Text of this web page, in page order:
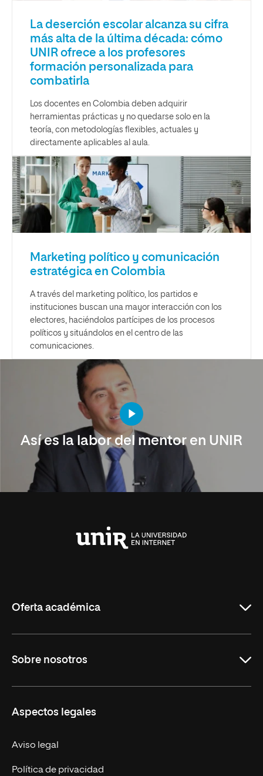
La deserción escolar alcanza su cifra
más alta de la última década: cómo
UNIR ofrece a los profesores
formación personalizada para
combatirla
Los docentes en Colombia deben adquirir
herramientas prácticas y no quedarse solo en la
teoría, con metodologías flexibles, actuales y
directamente aplicables al aula.
Marketing político y comunicación
estratégica en Colombia
A través del marketing político, los partidos e
instituciones buscan una mayor interacción con los
electores, haciéndolos partícipes de los procesos
políticos y situándolos en el centro de las
comunicaciones.
Así es la labor del mentor en UNIR
Oferta académica
Maestrías
Sobre nosotros
Trabaja en UNIR
Actualidad
Contacto
Aspectos legales
Aviso legal
Política de privacidad